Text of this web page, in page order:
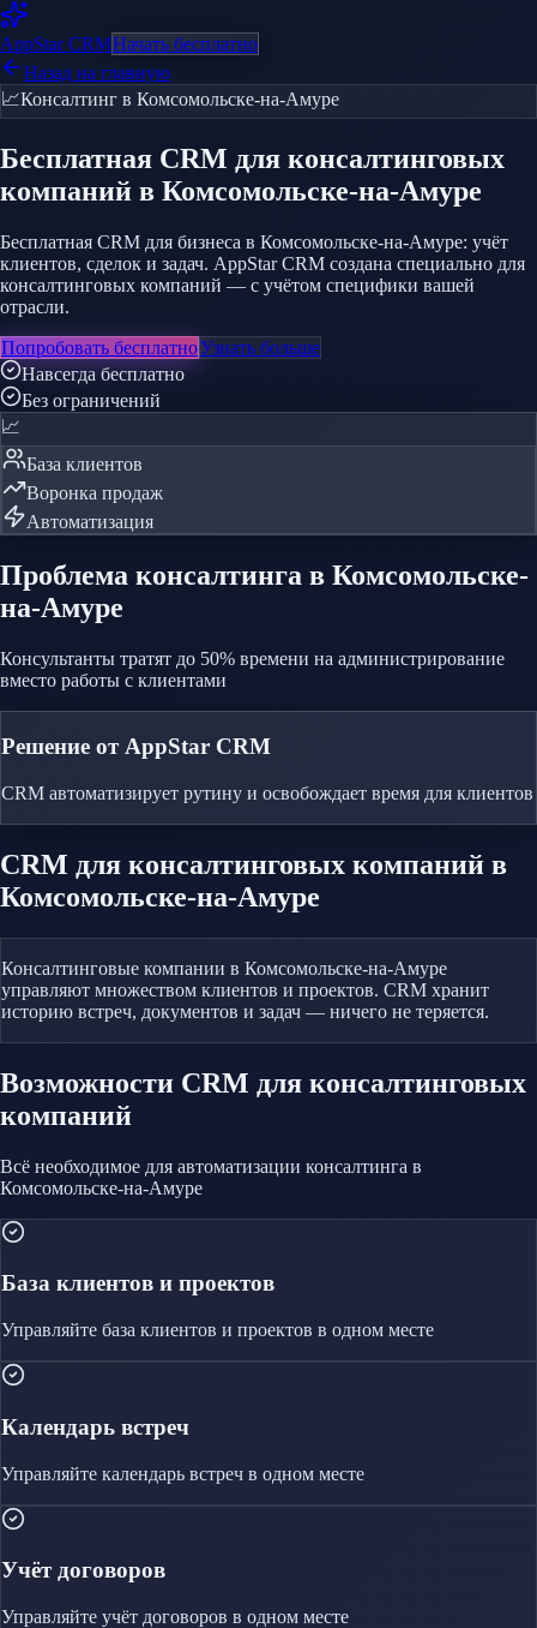
AppStarCRMНачать бесплатно
Назад на главную
📈Консалтинг в Комсомольске-на-Амуре
Бесплатная CRM для консалтинговых
компаний в Комсомольске-на-Амуре
Бесплатная CRM для бизнеса в Комсомольске-на-Амуре: учёт
клиентов, сделок и задач. AppStar CRM создана специально для
консалтинговых компаний — с учётом специфики вашей
отрасли.
Попробовать бесплатноУзнать больше
Навсегда бесплатно
Без ограничений
📈
База клиентов
Воронка продаж
Автоматизация
Проблема консалтинга в Комсомольске-
на-Амуре
Консультанты тратят до 50% времени на администрирование
вместо работы с клиентами
Решение от AppStar CRM
CRM автоматизирует рутину и освобождает время для клиентов
CRM для консалтинговых компаний в
Комсомольске-на-Амуре
Консалтинговые компании в Комсомольске-на-Амуре
управляют множеством клиентов и проектов. CRM хранит
историю встреч, документов и задач — ничего не теряется.
Возможности CRM для консалтинговых
компаний
Всё необходимое для автоматизации консалтинга в
Комсомольске-на-Амуре
База клиентов и проектов
Управляйте база клиентов и проектов в одном месте
Календарь встреч
Управляйте календарь встреч в одном месте
Учёт договоров
Управляйте учёт договоров в одном месте